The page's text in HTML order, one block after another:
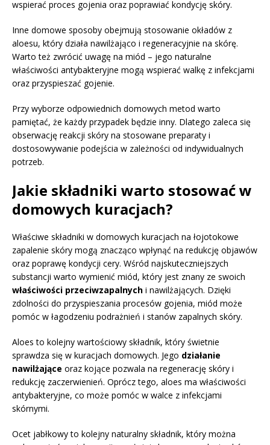
wspierać proces gojenia oraz poprawiać kondycję skóry.
Inne domowe sposoby obejmują stosowanie okładów z
aloesu, który działa nawilżająco i regeneracyjnie na skórę.
Warto też zwrócić uwagę na miód – jego naturalne
właściwości antybakteryjne mogą wspierać walkę z infekcjami
oraz przyspieszać gojenie.
Przy wyborze odpowiednich domowych metod warto
pamiętać, że każdy przypadek będzie inny. Dlatego zaleca się
obserwację reakcji skóry na stosowane preparaty i
dostosowywanie podejścia w zależności od indywidualnych
potrzeb.
Jakie składniki warto stosować w
domowych kuracjach?
Właściwe składniki w domowych kuracjach na łojotokowe
zapalenie skóry mogą znacząco wpłynąć na redukcję objawów
oraz poprawę kondycji cery. Wśród najskuteczniejszych
substancji warto wymienić miód, który jest znany ze swoich
właściwości przeciwzapalnych i nawilżających. Dzięki
zdolności do przyspieszania procesów gojenia, miód może
pomóc w łagodzeniu podrażnień i stanów zapalnych skóry.
Aloes to kolejny wartościowy składnik, który świetnie
sprawdza się w kuracjach domowych. Jego działanie
nawilżające oraz kojące pozwala na regenerację skóry i
redukcję zaczerwienień. Oprócz tego, aloes ma właściwości
antybakteryjne, co może pomóc w walce z infekcjami
skórnymi.
Ocet jabłkowy to kolejny naturalny składnik, który można